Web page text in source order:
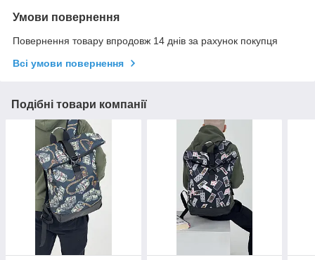
Умови повернення
Повернення товару впродовж 14 днів за рахунок покупця
Всі умови повернення
Подібні товари компанії